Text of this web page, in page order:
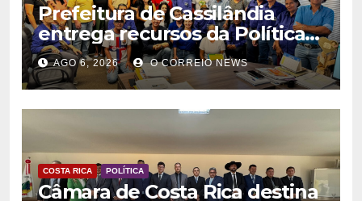
Prefeitura de Cassilândia
entrega recursos da Política
Nacional Aldir Blanc a
agentes culturais
AGO 6, 2026 O CORREIO NEWS
COSTA RICA POLÍTICA
Câmara de Costa Rica destina